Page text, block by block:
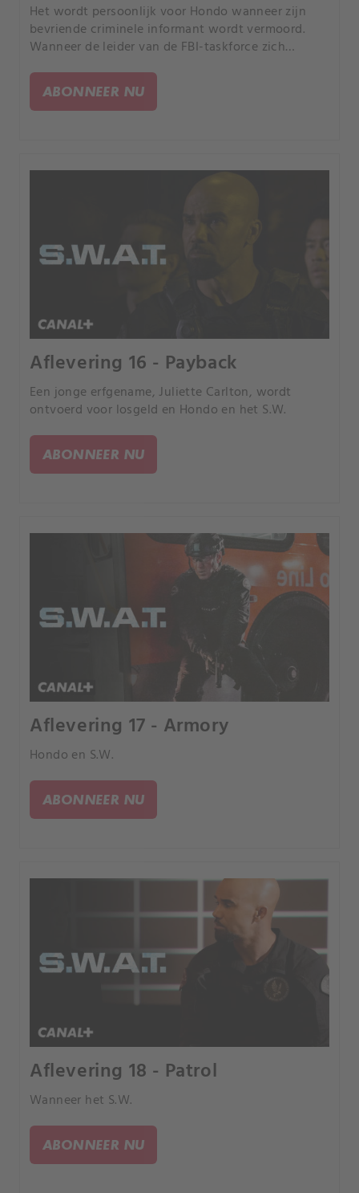
Het wordt persoonlijk voor Hondo wanneer zijn
bevriende criminele informant wordt vermoord.
Wanneer de leider van de FBI-taskforce zich
gedrag van de vrouw het team in het veld in
gevaar zal brengen.
ABONNEER NU
Aflevering 16 - Payback
Een jonge erfgename, Juliette Carlton, wordt
ontvoerd voor losgeld en Hondo en het S.W.
ABONNEER NU
Aflevering 17 - Armory
Hondo en S.W.
ABONNEER NU
Aflevering 18 - Patrol
Wanneer het S.W.
ABONNEER NU